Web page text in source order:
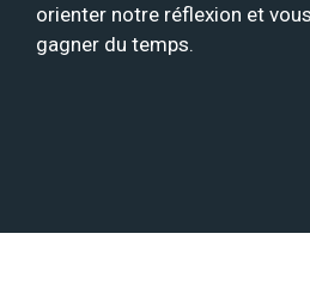
orienter notre réflexion et
gagner du temps.